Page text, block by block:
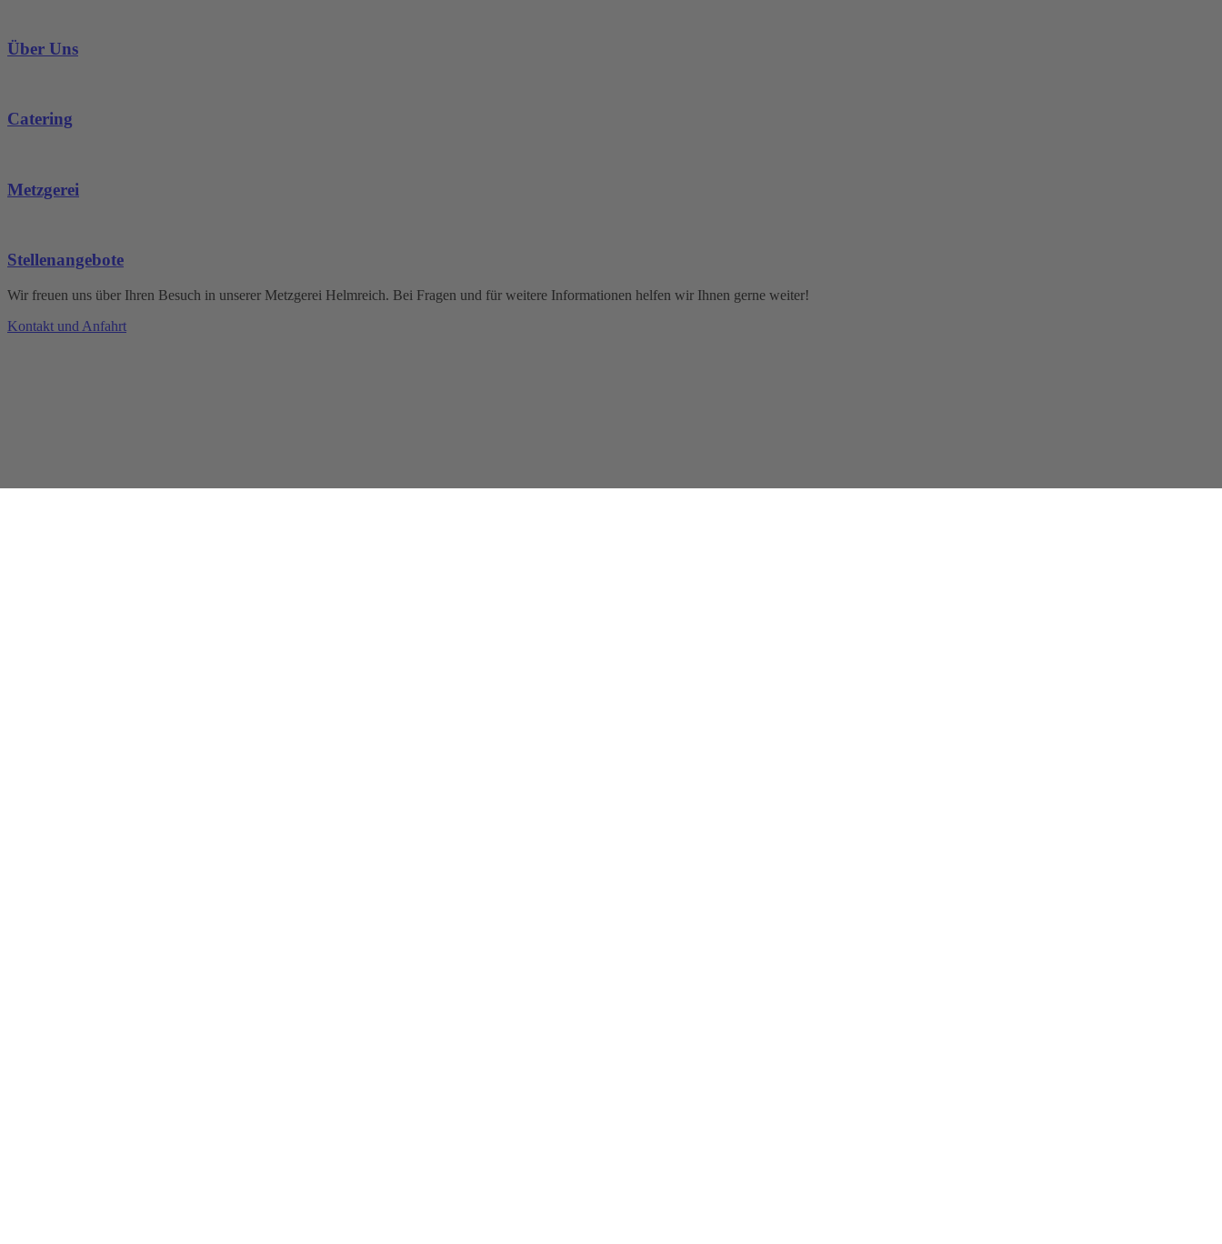
Über Uns
Catering
Metzgerei
Stellenangebote
Wir freuen uns über Ihren Besuch in unserer Metzgerei Helmreich. Bei Fragen und für weitere Informationen helfen wir Ihnen gerne weiter!
Kontakt und Anfahrt